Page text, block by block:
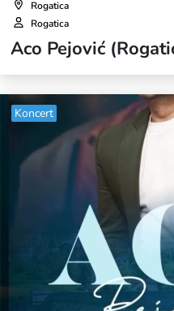
Rogatica
Rogatica
Aco Pejović
Koncert